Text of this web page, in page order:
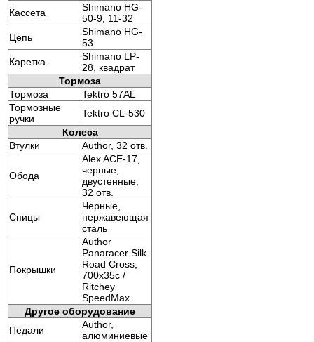
Кассета
Shimano HG-
50-9, 11-32
Цепь
Shimano HG-
53
Каретка
Shimano LP-
28, квадрат
Тормоза
Тормоза
Tektro 57AL
Тормозные
ручки
Tektro CL-530
Колеса
Втулки
Author, 32 отв.
Обода
Alex ACE-17,
черные,
двустенные,
32 отв.
Спицы
Черные,
нержавеющая
сталь
Покрышки
Author
Panaracer Silk
Road Cross,
700x35c /
Ritchey
SpeedMax
Другое оборудование
Педали
Author,
алюминиевые